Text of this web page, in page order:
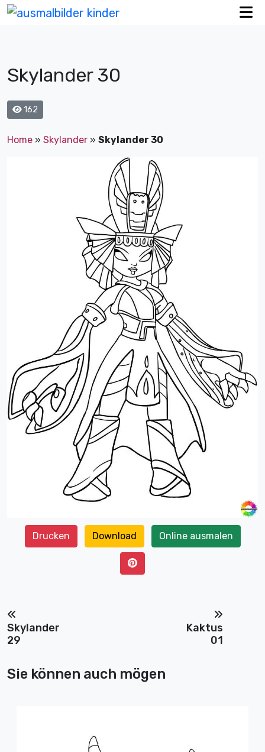
Skylander 30
162
Home » Skylander » Skylander 30
Drucken Download Online ausmalen
Skylander
29
Kaktus
01
Sie können auch mögen